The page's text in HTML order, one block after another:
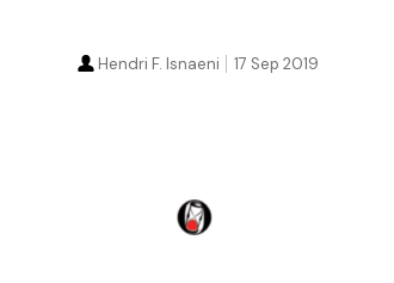
17 Sep 2019
Hendri F. Isnaeni